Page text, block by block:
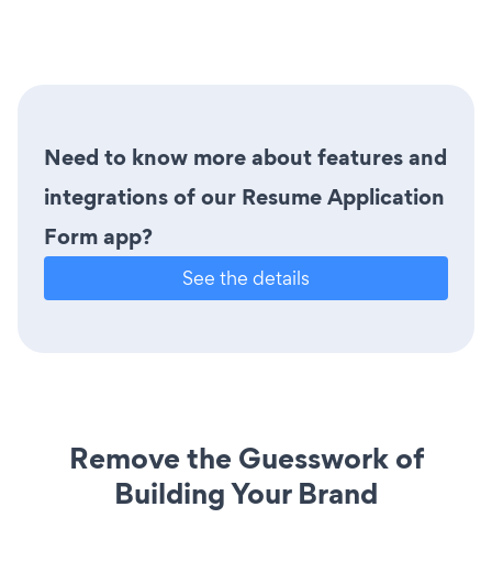
Need to know more about features and
integrations of our Resume Application
Form app?
See the details
Remove the Guesswork of
Building Your Brand